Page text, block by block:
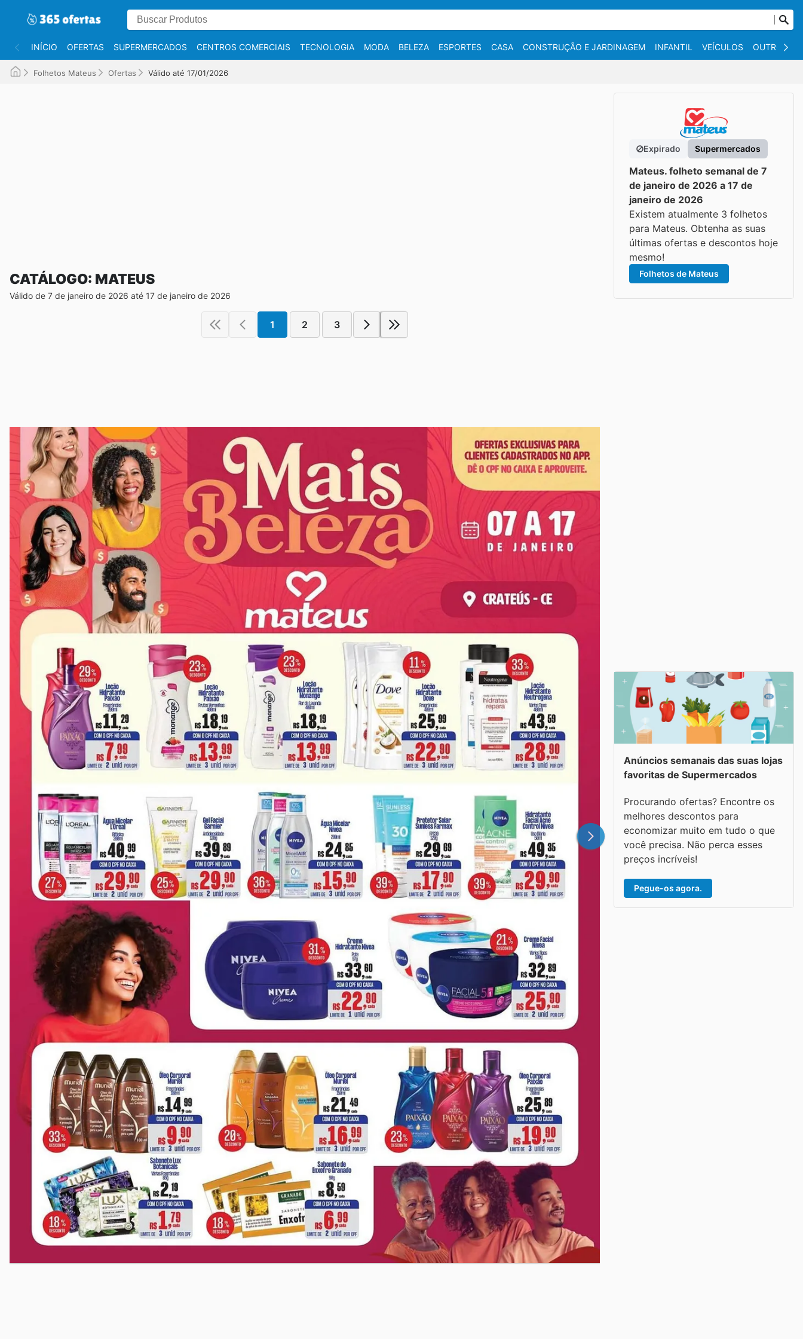
INÍCIO OFERTAS SUPERMERCADOS CENTROS COMERCIAIS TECNOLOGIA MODA BELEZA ESPORTES CASA CONSTRUÇÃO E JARDINAGEM INFANTIL VEÍCULOS OUTROS
Folhetos Mateus Ofertas Válido até 17/01/2026
CATÁLOGO: MATEUS
Válido de 7 de janeiro de 2026 até 17 de janeiro de 2026
1 2 3
Expirado Supermercados
Mateus. folheto semanal de 7
de janeiro de 2026 a 17 de
janeiro de 2026
Existem atualmente 3 folhetos
para Mateus. Obtenha as suas
últimas ofertas e descontos hoje
mesmo!
Folhetos de Mateus
Anúncios semanais das suas lojas
favoritas de Supermercados
Procurando ofertas? Encontre os
melhores descontos para
economizar muito em tudo o que
você precisa. Não perca esses
preços incríveis!
Pegue-os agora.